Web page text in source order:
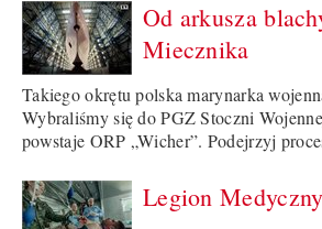
Od arkusza
Miecznika
Takiego okrętu polska marynarka
Wybraliśmy się do PGZ Stoczni
powstaje ORP „Wicher”. Podejrzyj
Legion